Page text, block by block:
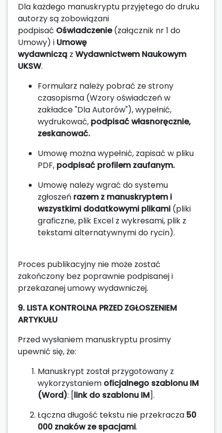
Dla każdego manuskryptu przyjętego do druku
autorzy są zobowiązani
podpisać Oświadczenie(załącznik nr 1 do
Umowy) i Umowę
wydawniczą z Wydawnictwem Naukowym
UKSW.
Formularz należy pobrać ze strony
czasopisma (Wzory oświadczeń w
zakładce "Dla Autorów"), wypełnić,
wydrukować, podpisać własnoręcznie,
zeskanować.
Umowę można wypełnić, zapisać w pliku
PDF, podpisać profilem zaufanym.
Umowę należy wgrać do systemu
zgłoszeń razem z manuskryptem i
wszystkimi dodatkowymi plikami (pliki
graficzne, plik Excel z wykresami, plik z
tekstami alternatywnymi do rycin).
Proces publikacyjny nie może zostać
zakończony bez poprawnie podpisanej i
przekazanej umowy wydawniczej.
9. LISTA KONTROLNA PRZED ZGŁOSZENIEM
ARTYKUŁU
Przed wysłaniem manuskryptu prosimy
upewnić się, że:
Manuskrypt został przygotowany z
wykorzystaniem oficjalnego szablonu IM
(Word): [link do szablonu IM].
Łączna długość tekstu nie przekracza50
000 znaków ze spacjami.